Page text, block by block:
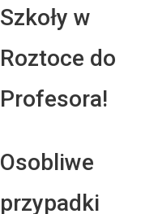
Szkoły w
Roztoce do
Profesora!
Osobliwe
przypadki